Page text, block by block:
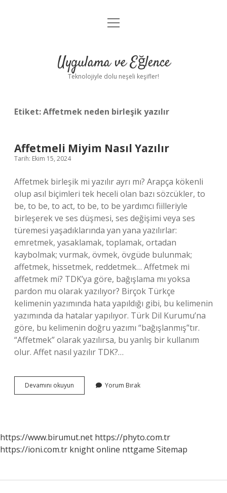
Anasayfa
Yasal Uyarı
menüyü
Uygulama ve Eğlence
Teknolojiyle dolu neşeli keşifler!
Etiket:Affetmek neden birleşik yazılır
Affetmeli Miyim Nasıl Yazılır
Tarih: Ekim 15, 2024
Affetmek birleşik mi yazılır ayrı mı? Arapça kökenli
olup asıl biçimleri tek heceli olan bazı sözcükler, to
be, to be, to act, to be, to be yardımcı fiilleriyle
birleşerek ve ses düşmesi, ses değişimi veya ses
türemesi yaşadıklarında yan yana yazılırlar:
emretmek, yasaklamak, toplamak, ortadan
kaybolmak; vurmak, övmek, övgüde bulunmak;
affetmek, hissetmek, reddetmek… Affetmek mi
affetmek mi? TDK’ya göre, bağışlama mı yoksa
pardon mu olarak yazılıyor? Birçok Türkçe
kelimenin yazımında hata yapıldığı gibi, bu kelimenin
yazımında da hatalar yapılıyor. Türk Dil Kurumu’na
göre, bu kelimenin doğru yazımı “bağışlanmış”tır.
“Affetmek” olarak yazılırsa, bu yanlış bir kullanım
olur. Affet nasıl yazılır TDK?…
Devamını okuyun Affetmeli
Miyim
Yorum Bırak
https://www.birumut.net https://phyto.com.tr
https://ioni.com.tr knight online nttgame Sitemap